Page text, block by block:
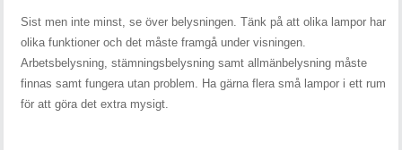
Sist men inte minst, se över belysningen. Tänk på att olika lampor har
olika funktioner och det måste framgå under visningen.
Arbetsbelysning, stämningsbelysning samt allmänbelysning måste
finnas samt fungera utan problem. Ha gärna flera små lampor i ett rum
för att göra det extra mysigt.